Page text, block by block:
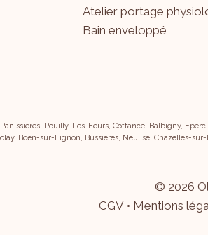
Atelier portage
Bain enveloppé
Pouilly-Lès-Feurs, Cottance, Balbigny,
Boën-sur-Lignon, Bussières, Neulise, Chazelles-
© 2026
CGV • Mentions